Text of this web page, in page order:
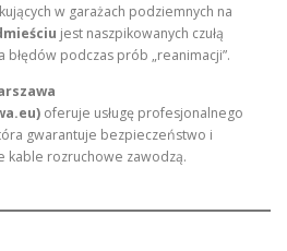
w garażach podziemnych na
jest naszpikowanych czułą
podczas prób „reanimacji”.
oferuje usługę profesjonalnego
gwarantuje bezpieczeństwo i
kable rozruchowe zawodzą.